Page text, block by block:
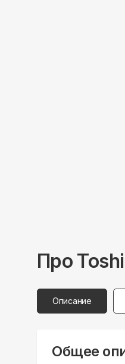
Про
Описание
Общее